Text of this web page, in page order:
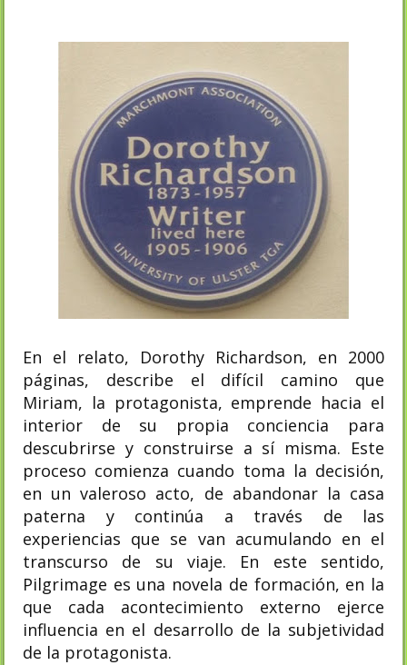
En el relato, Dorothy Richardson, en 2000
páginas, describe el difícil camino que
Miriam, la protagonista, emprende hacia el
interior de su propia conciencia para
descubrirse y construirse a sí misma. Este
proceso comienza cuando toma la decisión,
en un valeroso acto, de abandonar la casa
paterna y continúa a través de las
experiencias que se van acumulando en el
transcurso de su viaje. En este sentido,
Pilgrimage es una novela de formación, en la
que cada acontecimiento externo ejerce
influencia en el desarrollo de la subjetividad
de la protagonista.